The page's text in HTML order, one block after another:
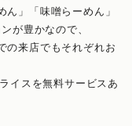
」「味噌らーめん」
が豊かなので、
の来店でもそれぞれお
イスを無料サービスあ